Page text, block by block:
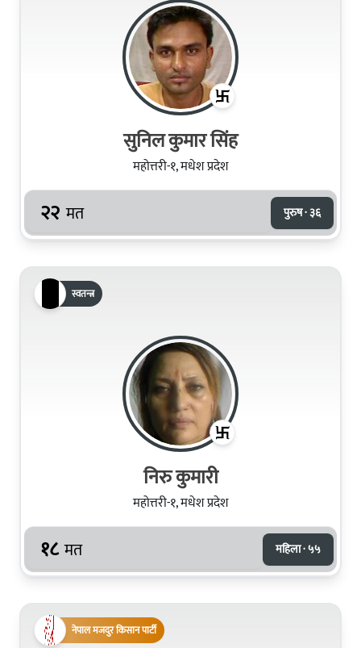
सुनिल कुमार सिंह
महोत्तरी-१, मधेश प्रदेश
२२ मत पुरुष · ३६
स्वतन्त्र
निरु कुमारी
महोत्तरी-१, मधेश प्रदेश
१८ मत महिला · ५५
नेपाल मजदुर किसान पार्टी